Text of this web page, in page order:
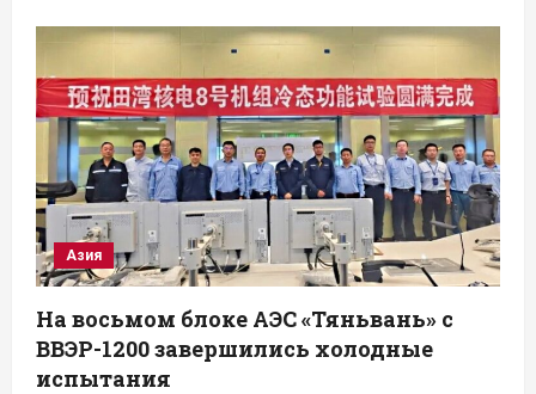
Азия
На восьмом блоке АЭС «Тяньвань» с
ВВЭР-1200 завершились холодные
испытания